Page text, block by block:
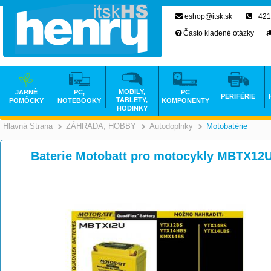
Hlavná Strana >
ZÁHRADA, HOBBY >
Autodoplnky Motobatérie
Baterie Motobatt pro motocykly
eshop@itsk.sk
Často kladené otázky
JARNÉ
POMÔCKY
PC,
NOTEBOOKY
MOBILY,
TABLETY,
HODINKY
PC
KOMPONENTY
PERIFÉRIE